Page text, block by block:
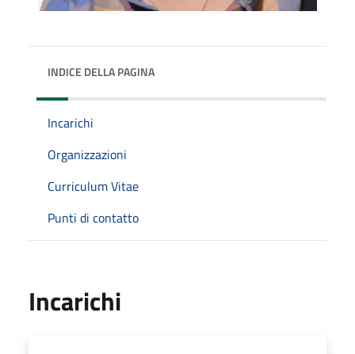
INDICE DELLA PAGINA
Incarichi
Organizzazioni
Curriculum Vitae
Punti di contatto
Incarichi